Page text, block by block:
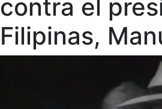
contra el
Filipinas,